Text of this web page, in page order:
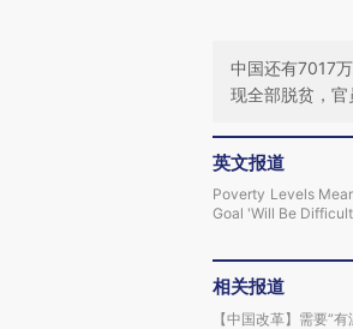
中国还有7017
现全部脱贫，
英文报道
Poverty Levels
Goal 'Will Be
相关报道
【中国改革】需要“